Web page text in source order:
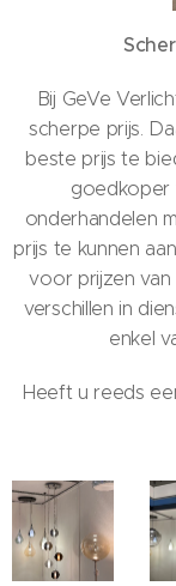
Bij GeVe
scherpe prijs.
beste prijs te
goedkoper
onderhandelen
prijs te kunnen
voor prijzen van
verschillen in
enkel
Heeft u reeds